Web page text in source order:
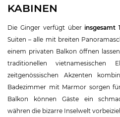
KABINEN
Die Ginger verfügt überinsgesamt
Suiten – alle mit breiten
einem privaten Balkon öffnen
traditionellen
zeitgenössischen Akzenten
Badezimmer mit Marmor sorgen
Balkon können Gäste ein
währen die bizarre Inselwelt